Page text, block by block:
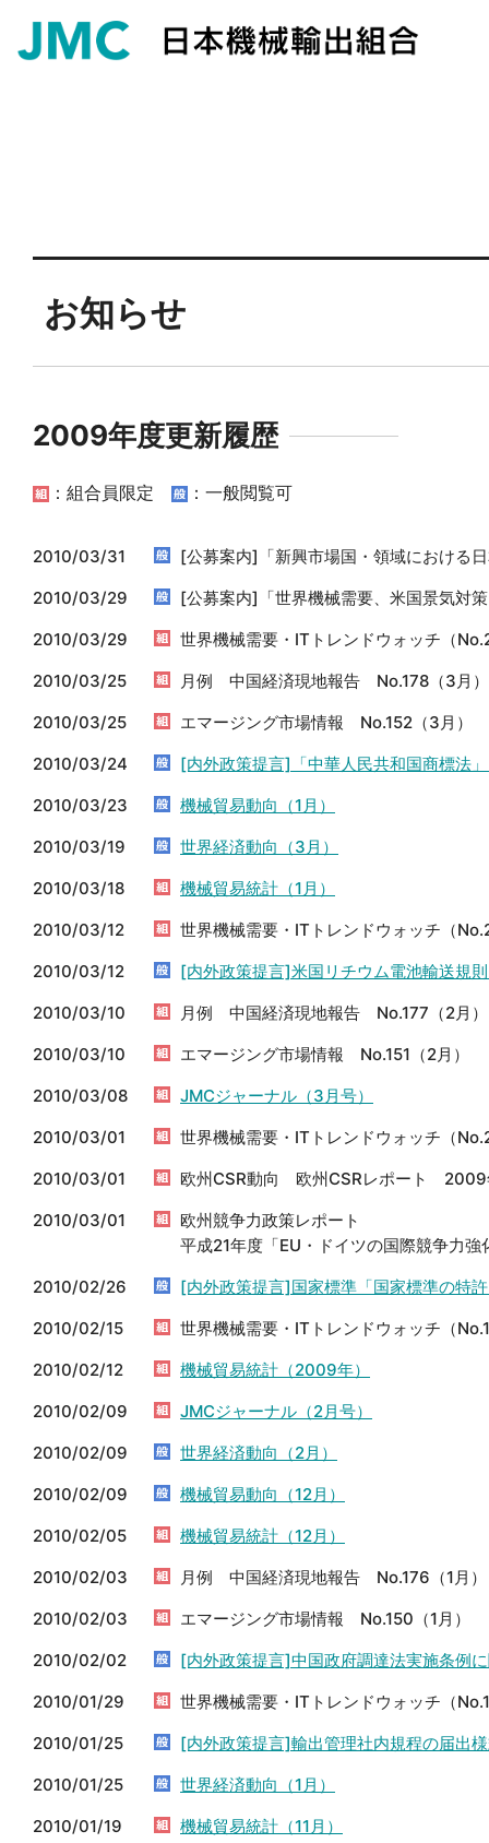
お知らせ
2009年度更新履歴
：組合員限定 ：一般閲覧可
2010/03/31
[公募案内]「新興市場国・領域における
2010/03/29
[公募案内]「世界機械需要、米国景気対
2010/03/29
世界機械需要・ITトレンドウォッチ（
2010/03/25
月例 中国経済現地報告 No.178（3月）
2010/03/25
エマージング市場情報 No.152（3月）
2010/03/24
[内外政策提言]「中華人民共和国商標法
2010/03/23
機械貿易動向（1月）
2010/03/19
世界経済動向（3月）
2010/03/18
機械貿易統計（1月）
2010/03/12
世界機械需要・ITトレンドウォッチ（
2010/03/12
[内外政策提言]米国リチウム電池輸送規
2010/03/10
月例 中国経済現地報告 No.177（2月）
2010/03/10
エマージング市場情報 No.151（2月）
2010/03/08
JMCジャーナル（3月号）
2010/03/01
世界機械需要・ITトレンドウォッチ（
2010/03/01
欧州CSR動向 欧州CSRレポート
2010/03/01
欧州競争力政策レポート
平成21年度「EU・ドイツの国際競争力
2010/02/26
[内外政策提言]国家標準「国家標準の特
2010/02/15
世界機械需要・ITトレンドウォッチ（
2010/02/12
機械貿易統計（2009年）
2010/02/09
JMCジャーナル（2月号）
2010/02/09
世界経済動向（2月）
2010/02/09
機械貿易動向（12月）
2010/02/05
機械貿易統計（12月）
2010/02/03
月例 中国経済現地報告 No.176（1月）
2010/02/03
エマージング市場情報 No.150（1月）
2010/02/02
[内外政策提言]中国政府調達法実施条例
2010/01/29
世界機械需要・ITトレンドウォッチ（
2010/01/25
[内外政策提言]輸出管理社内規程の届出
2010/01/25
世界経済動向（1月）
2010/01/19
機械貿易統計（11月）